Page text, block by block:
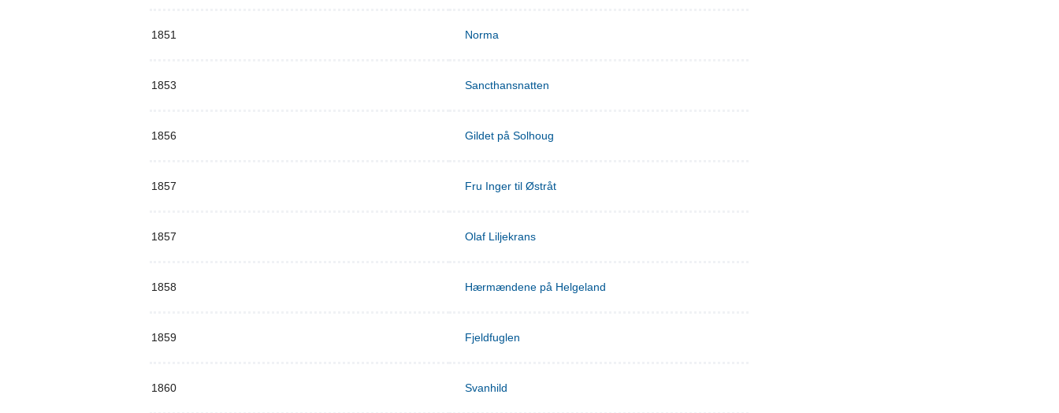
1851 Norma
1853 Sancthansnatten
1856 Gildet på Solhoug
1857 Fru Inger til Østråt
1857 Olaf Liljekrans
1858 Hærmændene på Helgeland
1859 Fjeldfuglen
1860 Svanhild